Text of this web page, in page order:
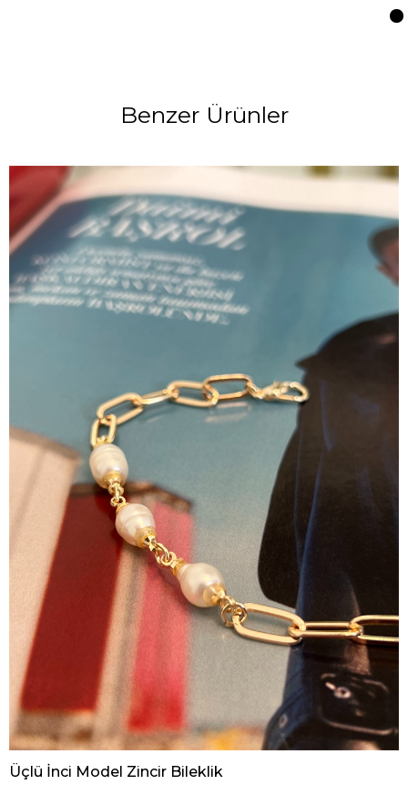
Benzer Ürünler
Üçlü İnci Model Zincir Bileklik